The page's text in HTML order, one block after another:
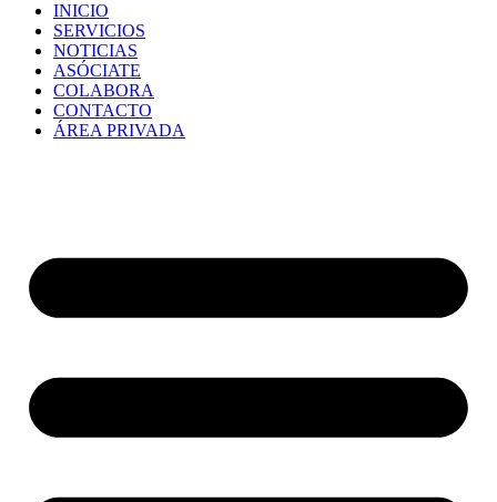
INICIO
SERVICIOS
NOTICIAS
ASÓCIATE
COLABORA
CONTACTO
ÁREA PRIVADA